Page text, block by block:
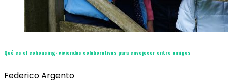
Qué es el cohousing: viviendas colaborativas para envejecer entre amigos
Federico Argento